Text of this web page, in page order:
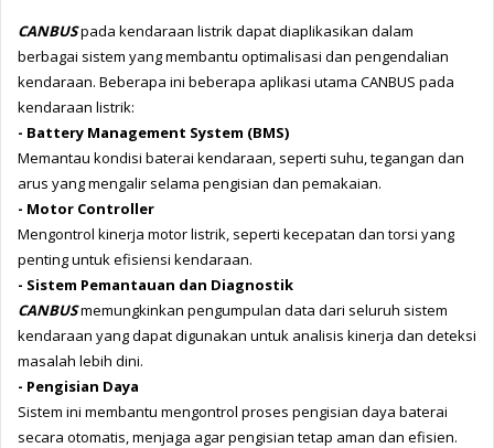
CANBUS pada kendaraan listrik dapat diaplikasikan dalam
berbagai sistem yang membantu optimalisasi dan pengendalian
kendaraan. Beberapa ini beberapa aplikasi utama CANBUS pada
kendaraan listrik:
- Battery Management System (BMS)
Memantau kondisi baterai kendaraan, seperti suhu, tegangan dan
arus yang mengalir selama pengisian dan pemakaian.
- Motor Controller
Mengontrol kinerja motor listrik, seperti kecepatan dan torsi yang
penting untuk efisiensi kendaraan.
- Sistem Pemantauan dan Diagnostik
CANBUS memungkinkan pengumpulan data dari seluruh sistem
kendaraan yang dapat digunakan untuk analisis kinerja dan deteksi
masalah lebih dini.
- Pengisian Daya
Sistem ini membantu mengontrol proses pengisian daya baterai
secara otomatis, menjaga agar pengisian tetap aman dan efisien.